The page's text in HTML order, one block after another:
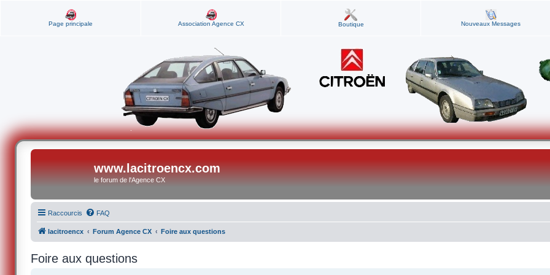
Page principale Association Agence CX Boutique Nouveaux Messages
www.lacitroencx.com
le forum de l'Agence CX
Raccourcis FAQ
lacitroencx Forum Agence CX Foire aux questions
Foire aux questions